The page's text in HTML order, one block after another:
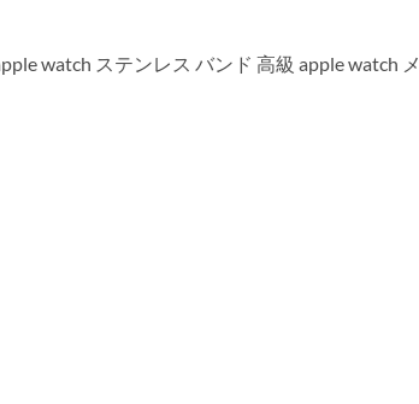
watch ステンレス バンド 高級 apple watch メ